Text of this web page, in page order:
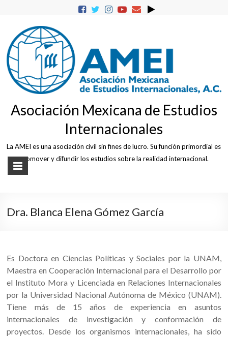
Asociación Mexicana de Estudios
Internacionales
La AMEI es una asociación civil sin fines de lucro. Su función primordial es
promover y difundir los estudios sobre la realidad internacional.
Dra. Blanca Elena Gómez García
Es Doctora en Ciencias Políticas y Sociales por la UNAM,
Maestra en Cooperación Internacional para el Desarrollo por
el Instituto Mora y Licenciada en Relaciones Internacionales
por la Universidad Nacional Autónoma de México (UNAM).
Tiene más de 15 años de experiencia en asuntos
internacionales de investigación y conformación de
proyectos. Desde los organismos internacionales, ha sido